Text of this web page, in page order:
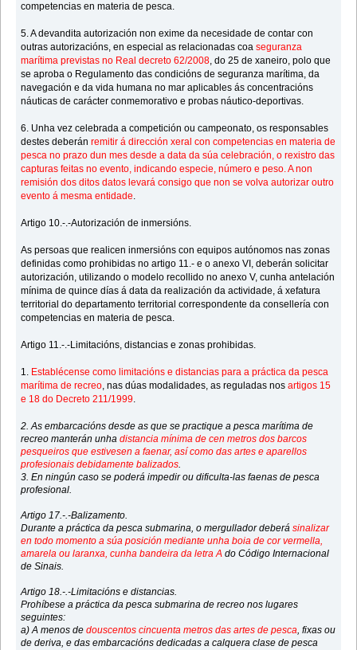
competencias en materia de pesca.
5. A devandita autorización non exime da necesidade de contar con
outras autorizacións, en especial as relacionadas coaseguranza
marítima previstas no Real decreto 62/2008, do 25 de xaneiro, polo que
se aproba o Regulamento das condicións de seguranza marítima, da
navegación e da vida humana no mar aplicables ás concentracións
náuticas de carácter conmemorativo e probas náutico-deportivas.
6. Unha vez celebrada a competición ou campeonato, os responsables
destes deberánremitir á dirección xeral con competencias en materia de
pesca no prazo dun mes desde a data da súa celebración, o rexistro das
capturas feitas no evento, indicando especie, número e peso. A non
remisión dos ditos datos levará consigo que non se volva autorizar outro
evento á mesma entidade.
Artigo 10.-.-Autorización de inmersións.
As persoas que realicen inmersións con equipos autónomos nas zonas
definidas como prohibidas no artigo 11.- e o anexo VI, deberán solicitar
autorización, utilizando o modelo recollido no anexo V, cunha antelación
mínima de quince días á data da realización da actividade, á xefatura
territorial do departamento territorial correspondente da consellería con
competencias en materia de pesca.
Artigo 11.-.-Limitacións, distancias e zonas prohibidas.
1. Establécense como limitacións e distancias para a práctica da pesca
marítima de recreo, nas dúas modalidades, as reguladas nosartigos 15
e 18 do Decreto 211/1999.
2. As embarcacións desde as que se practique a pesca marítima de
recreo manterán unhadistancia mínima de cen metros dos barcos
pesqueiros que estivesen a faenar, así como das artes e aparellos
profesionais debidamente balizados.
3. En ningún caso se poderá impedir ou dificulta-las faenas de pesca
profesional.
Artigo 17.-.-Balizamento.
Durante a práctica da pesca submarina, o mergullador deberásinalizar
en todo momento a súa posición mediante unha boia de cor vermella,
amarela ou laranxa, cunha bandeira da letra A do Código Internacional
de Sinais.
Artigo 18.-.-Limitacións e distancias.
Prohíbese a práctica da pesca submarina de recreo nos lugares
seguintes:
a) A menos dedouscentos cincuenta metros das artes de pesca, fixas ou
de deriva, e das embarcacións dedicadas a calquera clase de pesca